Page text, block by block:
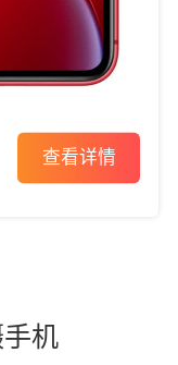
查看详情
机